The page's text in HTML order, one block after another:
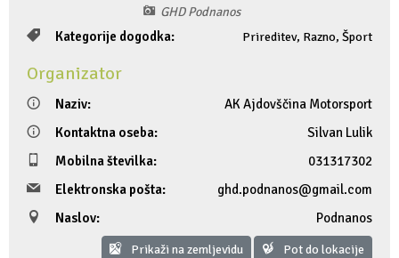
GHD Podnanos
Kategorije dogodka:
Prireditev, Razno, Šport
Organizator
Naziv:
AK Ajdovščina Motorsport
Kontaktna oseba:
Silvan Lulik
Mobilna številka:
031317302
Elektronska pošta:
ghd.podnanos@gmail.com
Naslov:
Podnanos
Prikaži na zemljevidu Pot do lokacije
Zasebno doživetje lova na tartufe
Pogosta vprašanja
Novičke
Publikacije
Trajnostna mobilnost